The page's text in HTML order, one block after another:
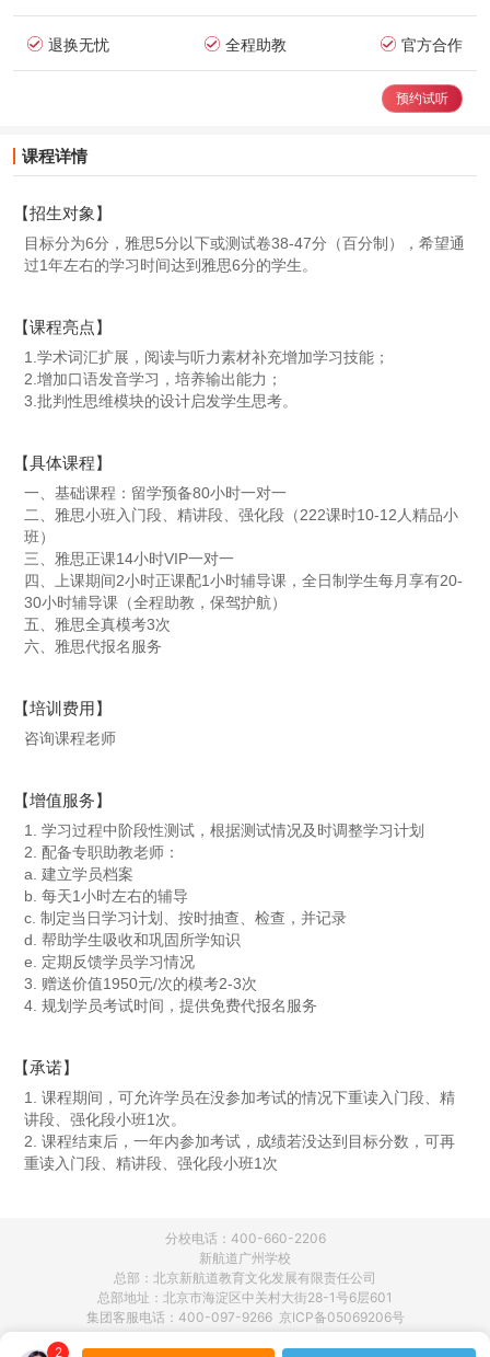
退换无忧 全程助教 官方合作
预约试听
课程详情
【招生对象】
目标分为6分，雅思5分以下或测试卷38-47分（百分制），希望通
过1年左右的学习时间达到雅思6分的学生。
【课程亮点】
1.学术词汇扩展，阅读与听力素材补充增加学习技能；
2.增加口语发音学习，培养输出能力；
3.批判性思维模块的设计启发学生思考。
【具体课程】
一、基础课程：留学预备80小时一对一
二、雅思小班入门段、精讲段、强化段（222课时10-12人精品小
班）
三、雅思正课14小时VIP一对一
四、上课期间2小时正课配1小时辅导课，全日制学生每月享有20-
30小时辅导课（全程助教，保驾护航）
五、雅思全真模考3次
六、雅思代报名服务
【培训费用】
咨询课程老师
【增值服务】
1. 学习过程中阶段性测试，根据测试情况及时调整学习计划
2. 配备专职助教老师：
a. 建立学员档案
b. 每天1小时左右的辅导
c. 制定当日学习计划、按时抽查、检查，并记录
d. 帮助学生吸收和巩固所学知识
e. 定期反馈学员学习情况
3. 赠送价值1950元/次的模考2-3次
4. 规划学员考试时间，提供免费代报名服务
【承诺】
1. 课程期间，可允许学员在没参加考试的情况下重读入门段、精
讲段、强化段小班1次。
2. 课程结束后，一年内参加考试，成绩若没达到目标分数，可再
重读入门段、精讲段、强化段小班1次
分校电话：400-660-2206
新航道广州学校
总部：北京新航道教育文化发展有限责任公司
总部地址：北京市海淀区中关村大街28-1号6层601
集团客服电话：400-097-9266 京ICP备05069206号
2